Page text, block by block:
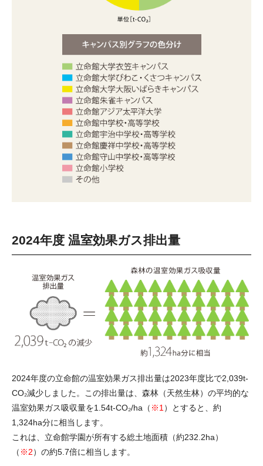
2024年度 温室効果ガス排出量
2024年度の立命館の温室効果ガス排出量は2023年度比で2,039t-
CO₂減少しました。この排出量は、森林（天然生林）の平均的な
温室効果ガス吸収量を1.54t-CO₂/ha（ ※1 ）とすると、約
1,324ha分に相当します。
これは、立命館学園が所有する総土地面積（約232.2ha）
（ ※2）の約5.7倍に相当します。